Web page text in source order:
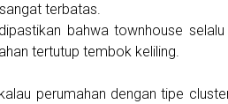
terbatas.
bahwa townhouse
tertutup tembok keliling.
perumahan dengan tipe